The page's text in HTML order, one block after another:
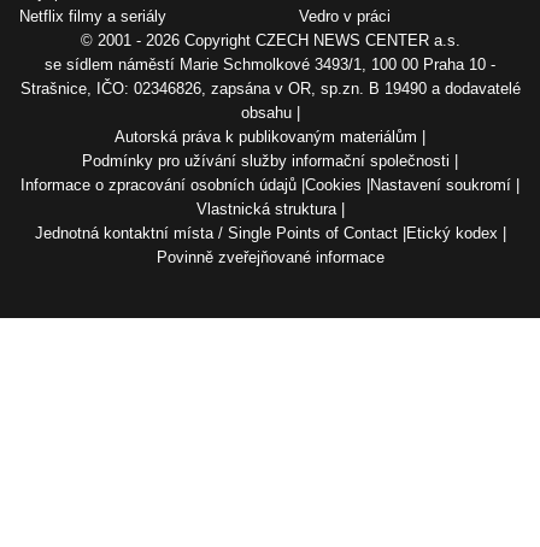
Netflix filmy a seriály
Vedro v práci
© 2001 - 2026 Copyright CZECH NEWS CENTER a.s.
se sídlem náměstí Marie Schmolkové 3493/1, 100 00 Praha 10 -
Strašnice, IČO: 02346826, zapsána v OR, sp.zn. B 19490 a dodavatelé
obsahu
Autorská práva k publikovaným materiálům
Podmínky pro užívání služby informační společnosti
Informace o zpracování osobních údajů Cookies Nastavení soukromí
Vlastnická struktura
Jednotná kontaktní místa / Single Points of Contact Etický kodex
Povinně zveřejňované informace